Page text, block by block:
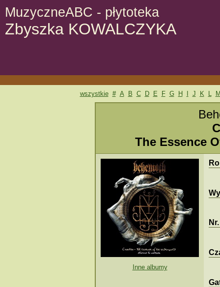
MuzyczneABC - płytoteka
Zbyszka KOWALCZYKA
wszystkie # A B C D E F G H J K L
The Essence
Inne albumy